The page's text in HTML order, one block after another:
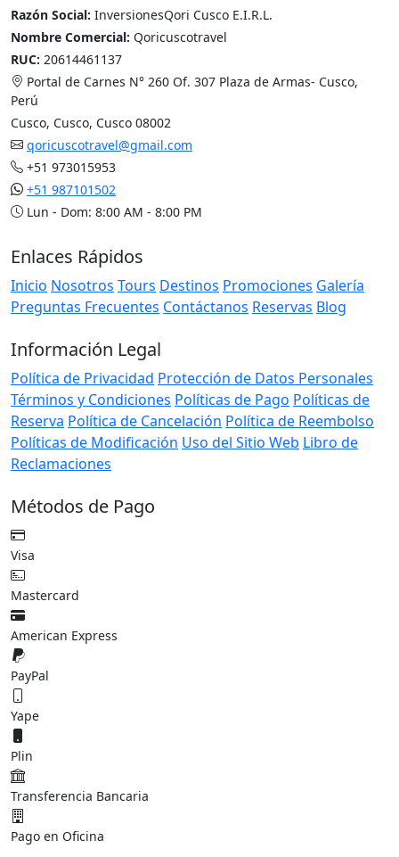
Razón Social: InversionesQori Cusco E.I.R.L.
Nombre Comercial: Qoricuscotravel
RUC: 20614461137
Portal de Carnes N° 260 Of. 307 Plaza de Armas- Cusco,
Perú
Cusco, Cusco, Cusco 08002
qoricuscotravel@gmail.com
+51 973015953
+51 987101502
Lun - Dom: 8:00 AM - 8:00 PM
Enlaces Rápidos
Inicio Nosotros Tours Destinos Promociones Galería
Preguntas Frecuentes Contáctanos Reservas Blog
Información Legal
Política de Privacidad Protección de Datos Personales
Términos y Condiciones Políticas de Pago Políticas de
Reserva Política de Cancelación Política de Reembolso
Políticas de Modificación Uso del Sitio Web Libro de
Reclamaciones
Métodos de Pago
Visa
Mastercard
American Express
PayPal
Yape
Plin
Transferencia Bancaria
Pago en Oficina